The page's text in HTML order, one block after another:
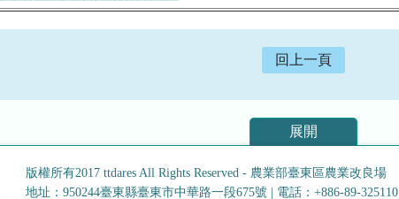
回上一頁
展開
版權所有2017 ttdares All Rights Reserved - 農業部臺東區農業改良場
地址：950244臺東縣臺東市中華路一段675號 | 電話：+886-89-325110